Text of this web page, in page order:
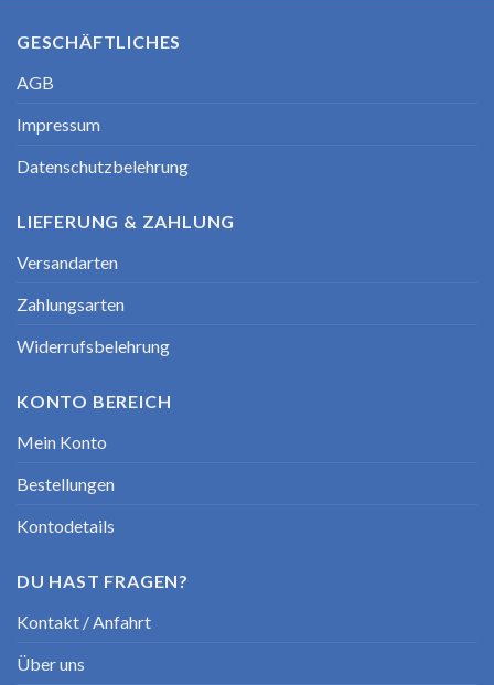
GESCHÄFTLICHES
AGB
Impressum
Datenschutzbelehrung
LIEFERUNG & ZAHLUNG
Versandarten
Zahlungsarten
Widerrufsbelehrung
KONTO BEREICH
Mein Konto
Bestellungen
Kontodetails
DU HAST FRAGEN?
Kontakt / Anfahrt
Über uns